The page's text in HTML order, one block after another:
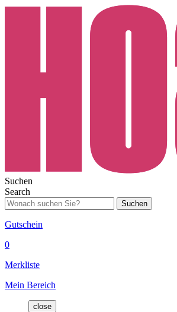
Suchen
Search
Suchen
Gutschein
0
Merkliste
Mein Bereich
close